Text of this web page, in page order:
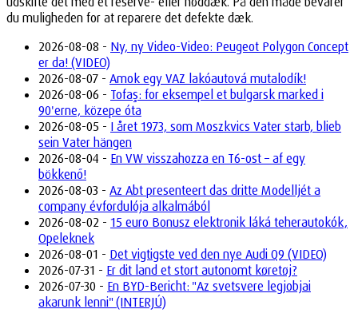
du muligheden for at reparere det defekte dæk.
2026-08-08 - Ny, ny Video-Video: Peugeot Polygon Concept
er da! (VIDEO)
2026-08-07 - Amok egy VAZ lakóautová mutalodík!
2026-08-06 - Tofaş: for eksempel et bulgarsk marked i
90'erne, közepe óta
2026-08-05 - I året 1973, som Moszkvics Vater starb, blieb
sein Vater hängen
2026-08-04 - En VW visszahozza en T6-ost – af egy
bökkenő!
2026-08-03 - Az Abt presenteert das dritte Modelljét a
company évfordulója alkalmából
2026-08-02 - 15 euro Bonusz elektronik láká teherautokók,
Opeleknek
2026-08-01 - Det vigtigste ved den nye Audi Q9 (VIDEO)
2026-07-31 - Er dit land et stort autonomt køretøj?
2026-07-30 - En BYD-Bericht: "Az svetsvere legjobjai
akarunk lenni" (INTERJÚ)